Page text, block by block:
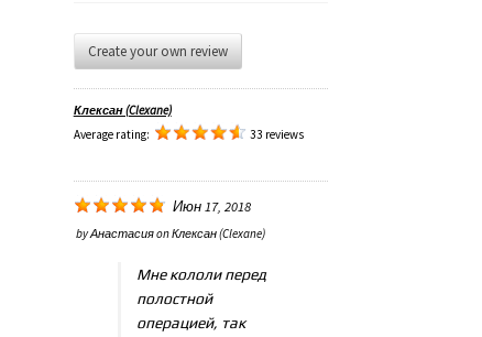
Create your own review
Клексан (Clexane)
Average rating:
33 reviews
Июн 17, 2018
byАнастасияonКлексан (Clexane)
Мне кололи перед
полостной
операцией, так